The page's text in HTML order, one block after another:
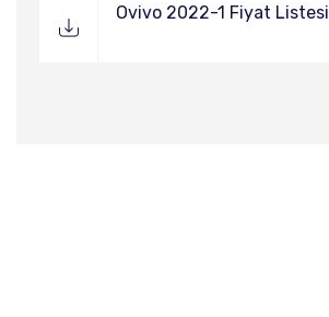
Ovivo 2022-1 Fiyat Listesi